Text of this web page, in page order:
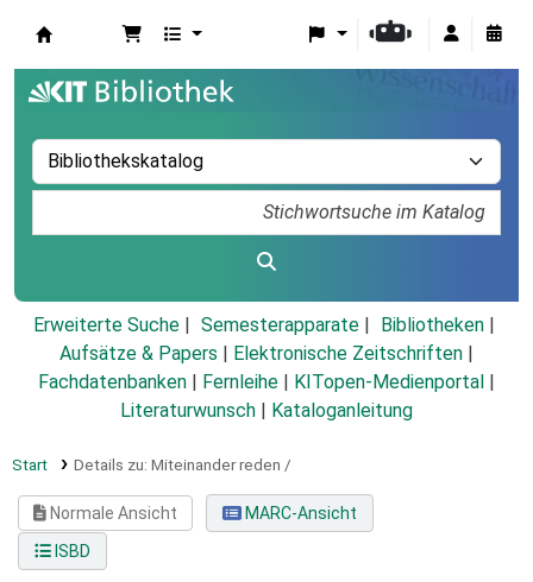
Erweiterte Suche Semesterapparate
Bibliotheken
Aufsätze & Papers
Elektronische Zeitschriften
Fachdatenbanken
Fernleihe KITopen-Medienportal
Literaturwunsch
Kataloganleitung
Start Details zu: Miteinander reden /
Normale Ansicht
MARC-Ansicht
ISBD